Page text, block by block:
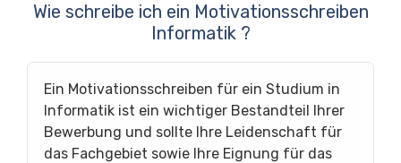
Wie schreibe ich ein Motivationsschreiben
Informatik ?
Ein Motivationsschreiben für ein Studium in
Informatik ist ein wichtiger Bestandteil Ihrer
Bewerbung und sollte Ihre Leidenschaft für
das Fachgebiet sowie Ihre Eignung für das